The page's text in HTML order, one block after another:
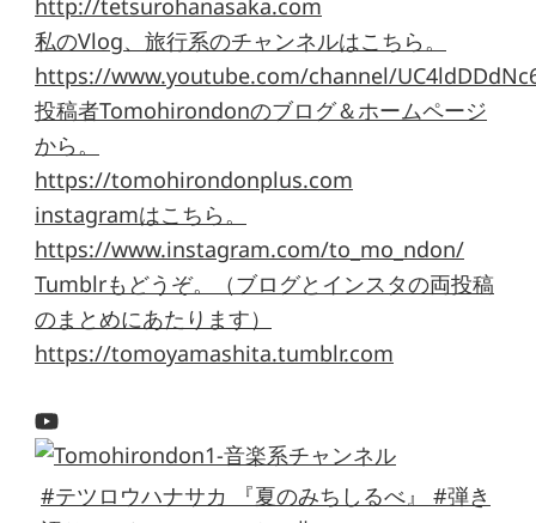
http://tetsurohanasaka.com
私のVlog、旅行系のチャンネルはこちら。
https://www.youtube.com/channel/
投稿者Tomohirondonのブログ＆ホームページ
から。
https://tomohirondonplus.com
instagramはこちら。
https://www.instagram.com/to_mo_ndon/
Tumblrもどうぞ。（ブログとインスタの両投稿
のまとめにあたります）
https://tomoyamashita.tumblr.com
#テツロウハナサカ 『夏のみちしるべ』 #弾き